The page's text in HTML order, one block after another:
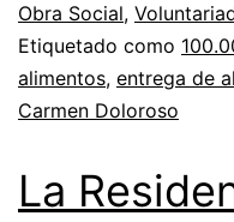
Obra Social,
Etiquetado como
alimentos, entrega de
Carmen Doloroso
La